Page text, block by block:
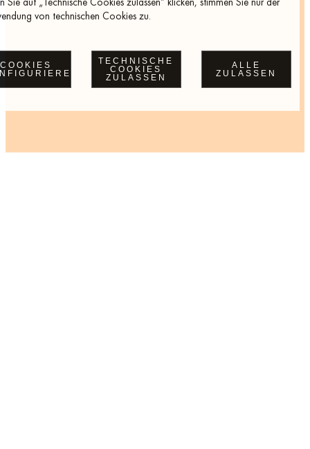
von technischen Cookies zu.
COOKIES
TECHNISCHE
COOKIES
ZULASSEN
ALLE
ZULASSEN